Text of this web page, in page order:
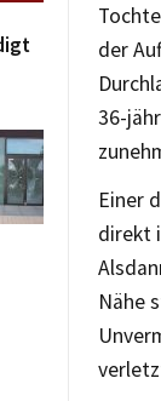
der
36-
Einer
direkt
Nähe